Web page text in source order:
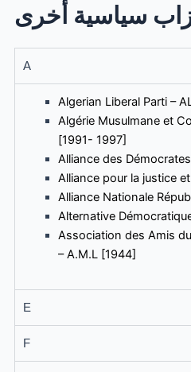
سياسية أخرى
A
Algerian Liberal Parti –
Algérie Musulmane et
[1991- 1997]
Alliance des
Alliance pour la justice
Alliance Nationale
Alternative
Association des Amis
– A.M.L [1944]
E
F